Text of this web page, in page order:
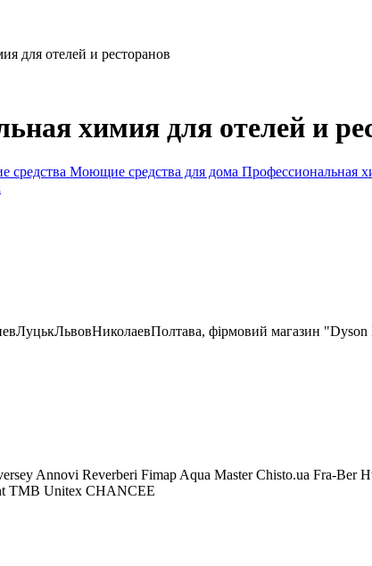
для отелей и ресторанов
химия для отелей и
средства Моющие средства для дома Профессиональная
ЛуцькЛьвовНиколаевПолтава, фірмовий магазин "Dyson
Annovi Reverberi Fimap Aqua Master Chisto.ua Fra-Ber
TMB Unitex CHANCEE